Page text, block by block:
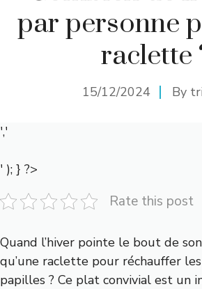
par personne
raclette
15/12/2024 By
','
' ); } ?>
Rate this post
Quand l’hiver pointe le bout de
qu’une raclette pour réchauffer
papilles ? Ce plat convivial est un